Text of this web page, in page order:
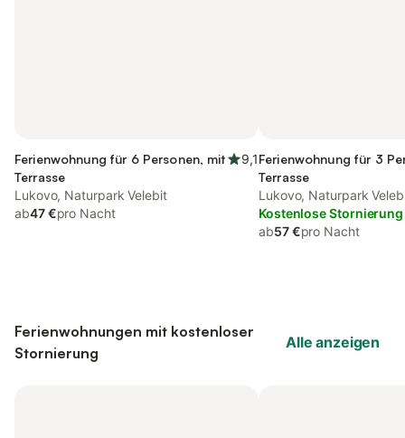
Ferienwohnung für 6 Personen, mit
Terrasse
9,1
Lukovo, Naturpark Velebit
ab47 €pro Nacht
Ferienwohnung für 3
Terrasse
Lukovo, Naturpark
Kostenlose Stornierung
ab57 €pro Nacht
Ferienwohnungen mit kostenloser
Stornierung
Alle anzeigen